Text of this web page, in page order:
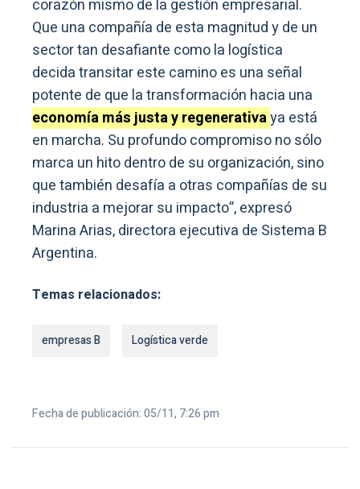
corazón mismo de la gestión empresarial.
Que una compañía de esta magnitud y de un
sector tan desafiante como la logística
decida transitar este camino es una señal
potente de que la transformación hacia una
economía más justa y regenerativaya está
en marcha. Su profundo compromiso no sólo
marca un hito dentro de su organización, sino
que también desafía a otras compañías de su
industria a mejorar su impacto”, expresó
Marina Arias, directora ejecutiva de Sistema B
Argentina.
Temas relacionados:
empresas B Logística verde
Fecha de publicación: 05/11, 7:26 pm